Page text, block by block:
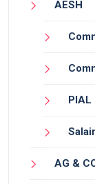
AESH
PIAL
AG &